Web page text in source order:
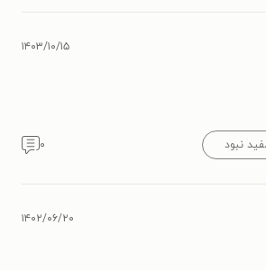
۱۴۰۳/۱۰/۱۵
نبود ۰
۱۴۰۲/۰۶/۲۰